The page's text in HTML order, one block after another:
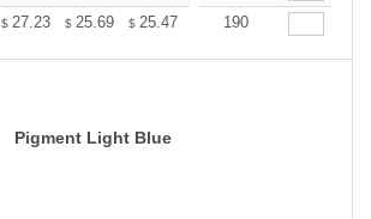
$ 27.23 $ 25.69 $ 25.47 25.03
190
Pigment Light Blue